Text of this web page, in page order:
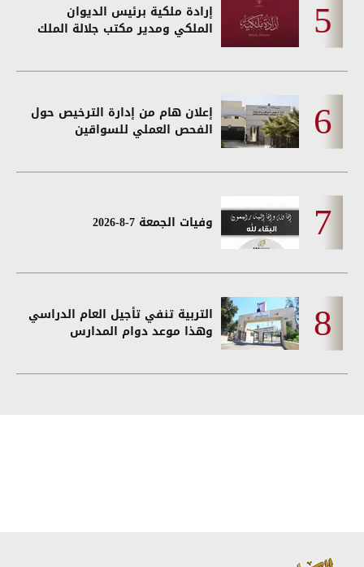
إرادة ملكية برئيس الديوان
الملكي ومدير مكتب جلالة الملك
إعلان هام من إدارة الترخيص حول
الفحص العملي للسواقين
وفيات الجمعة 7-8-2026
التربية تنفي تأجيل العام الدراسي
وهذا موعد دوام المدارس